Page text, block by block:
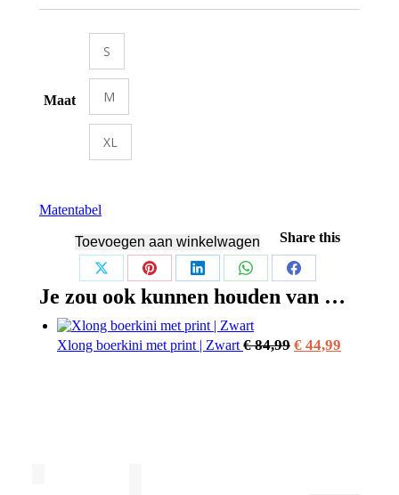
Maat
S
M
XL
Matentabel
Toevoegen aan winkelwagen Share this
Share
on
X
Share
on
Pinterest
Share
on
LinkedIn
Share
on
WhatsApp
Share
on
Je zou ook kunnen houden van …
Xlong boerkini met print | Zwart €84,99 € 44,99